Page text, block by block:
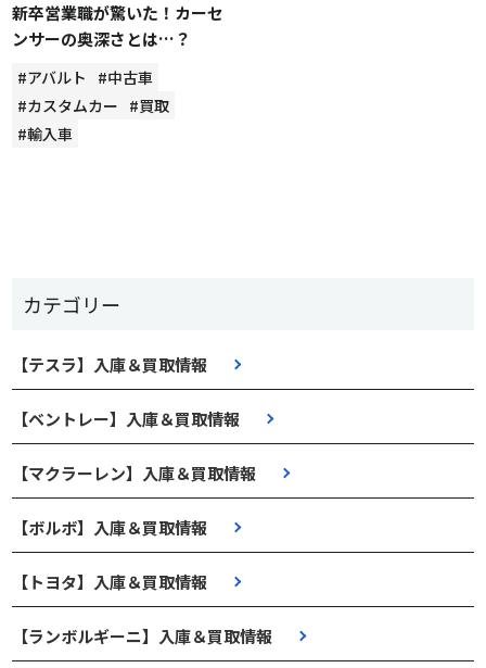
カテゴリー
【テスラ】入庫＆買取情報
【ベントレー】入庫＆買取情報
【マクラーレン】入庫＆買取情報
【ボルボ】入庫＆買取情報
【トヨタ】入庫＆買取情報
【ランボルギーニ】入庫＆買取情報
新卒営業職が驚いた！カーセ
ンサーの奥深さとは…？
#アバルト
#中古車
#カスタムカー #買取
#輸入車